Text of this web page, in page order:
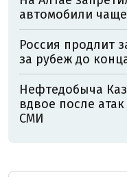
автомобили
Россия продлит
за рубеж до
Нефтедобыча
вдвое после
СМИ